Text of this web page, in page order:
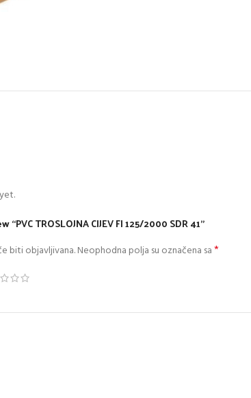
TROSLOJNA CIJEV FI 125/2000 SDR 41”
biti objavljivana.Neophodna polja su označena sa*